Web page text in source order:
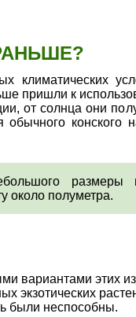
климатических
пришли к
от солнца они
конского
размеры
около полуметра.
вариантами этих
экзотических
были неспособны.